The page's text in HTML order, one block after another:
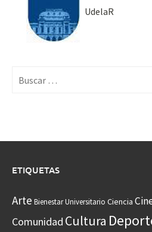
UdelaR
ETIQUETAS
Arte Bienestar Universitario Ciencia
Comunidad Cultura